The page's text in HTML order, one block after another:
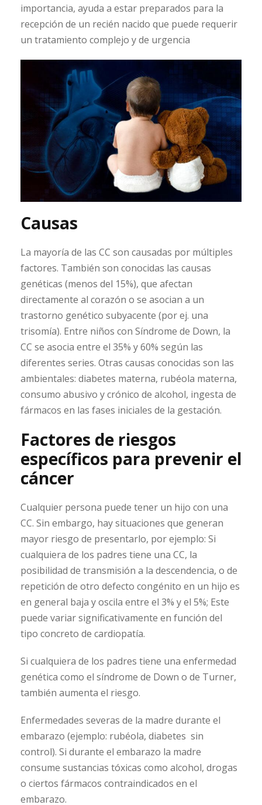
importancia, ayuda a estar preparados para la
recepción de un recién nacido que puede requerir
un tratamiento complejo y de urgencia
Causas
La mayoría de las CC son causadas por múltiples
factores. También son conocidas las causas
genéticas (menos del 15%), que afectan
directamente al corazón o se asocian a un
trastorno genético subyacente (por ej. una
trisomía). Entre niños con Síndrome de Down, la
CC se asocia entre el 35% y 60% según las
diferentes series. Otras causas conocidas son las
ambientales: diabetes materna, rubéola materna,
consumo abusivo y crónico de alcohol, ingesta de
fármacos en las fases iniciales de la gestación.
Factores de riesgos
específicos para prevenir el
cáncer
Cualquier persona puede tener un hijo con una
CC. Sin embargo, hay situaciones que generan
mayor riesgo de presentarlo, por ejemplo: Si
cualquiera de los padres tiene una CC, la
posibilidad de transmisión a la descendencia, o de
repetición de otro defecto congénito en un hijo es
en general baja y oscila entre el 3% y el 5%; Este
puede variar significativamente en función del
tipo concreto de cardiopatía.
Si cualquiera de los padres tiene una enfermedad
genética como el síndrome de Down o de Turner,
también aumenta el riesgo.
Enfermedades severas de la madre durante el
embarazo (ejemplo: rubéola, diabetes sin
control). Si durante el embarazo la madre
consume sustancias tóxicas como alcohol, drogas
o ciertos fármacos contraindicados en el
embarazo.